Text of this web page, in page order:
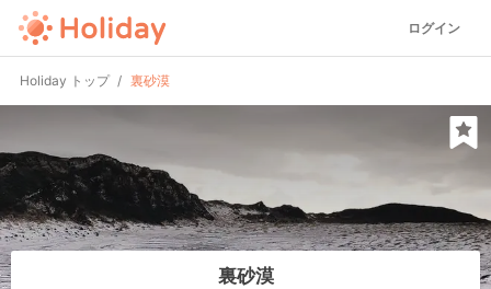
ログイン
Holiday トップ 裏砂漠
裏砂漠